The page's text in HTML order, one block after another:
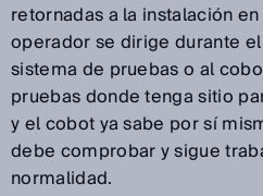
retornadas a la instalación
operador se dirige durante
sistema de pruebas o al
pruebas donde tenga sitio
y el cobot ya sabe por sí
debe comprobar y sigue
normalidad.